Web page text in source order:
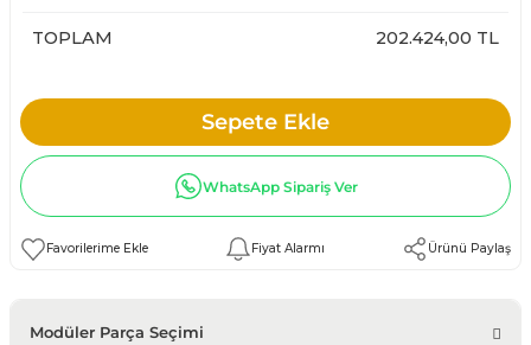
TOPLAM 202.424,00 TL
Sepete Ekle
WhatsApp Sipariş Ver
Fiyat Alarmı Ürünü Paylaş
Modüler Parça Seçimi